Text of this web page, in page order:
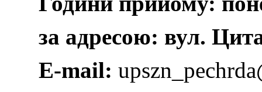
за адресою: вул.
E-mail: